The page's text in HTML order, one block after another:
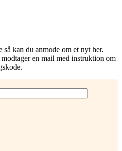
kan du anmode om et nyt her.
en mail med instruktion om